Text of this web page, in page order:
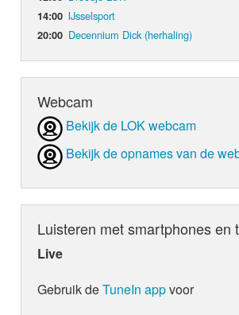
14:00 IJsselsport
20:00 Decennium Dick (herhaling)
Webcam
Bekijk de LOK webcam
Bekijk de opnames van de
Luisteren met smartphones en
Live
Gebruik deTuneIn appvoor